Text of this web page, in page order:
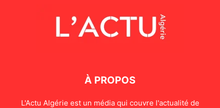
À PROPOS
L'Actu Algérie est un média qui couvre l'actualité de